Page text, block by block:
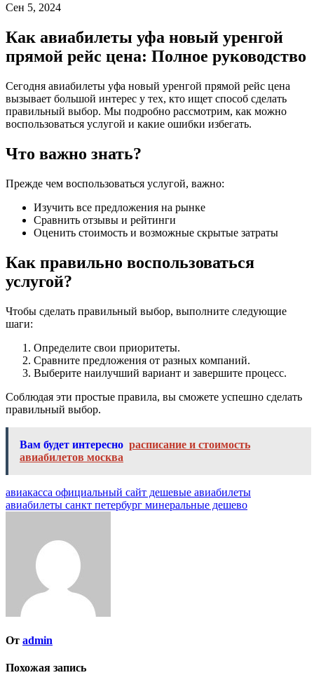
Сен 5, 2024
Как авиабилеты уфа новый уренгой
прямой рейс цена: Полное руководство
Сегодня авиабилеты уфа новый уренгой прямой рейс цена
вызывает большой интерес у тех, кто ищет способ сделать
правильный выбор. Мы подробно рассмотрим, как можно
воспользоваться услугой и какие ошибки избегать.
Что важно знать?
Прежде чем воспользоваться услугой, важно:
Изучить все предложения на рынке
Сравнить отзывы и рейтинги
Оценить стоимость и возможные скрытые затраты
Как правильно воспользоваться
услугой?
Чтобы сделать правильный выбор, выполните следующие
шаги:
Определите свои приоритеты.
Сравните предложения от разных компаний.
Выберите наилучший вариант и завершите процесс.
Соблюдая эти простые правила, вы сможете успешно сделать
правильный выбор.
Вам будет интересно расписание и стоимость
авиабилетов москва
Навигация
по
авиакасса официальный сайт дешевые авиабилеты
авиабилеты санкт петербург минеральные дешево
От admin
Похожая запись